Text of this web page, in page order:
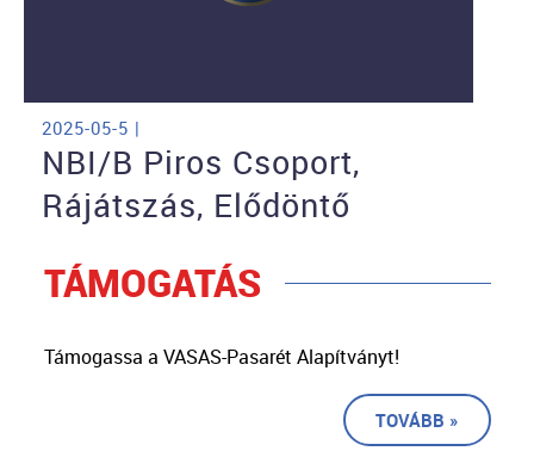
2025-05-5 |
NBI/B Piros Csoport,
Rájátszás, Elődöntő
TÁMOGATÁS
Támogassa a VASAS-Pasarét Alapítványt!
TOVÁBB »